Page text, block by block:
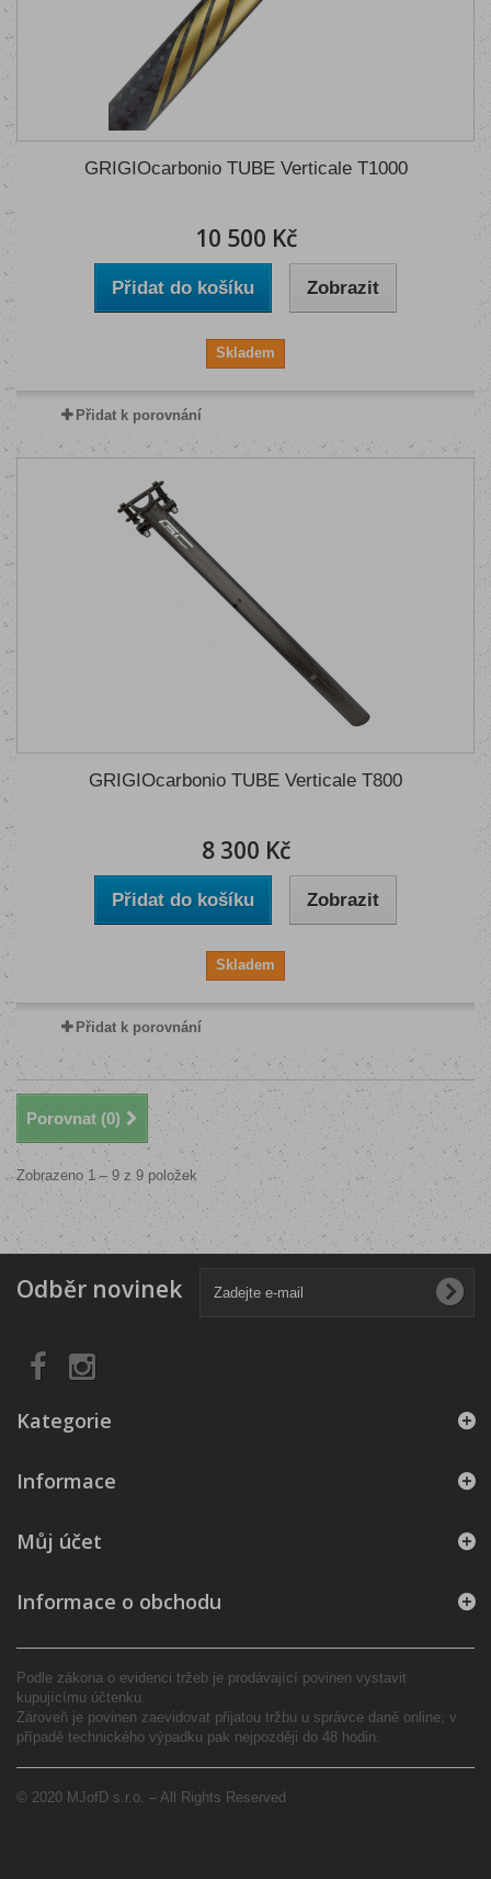
GRIGIOcarbonio TUBE Verticale T1000
10 500 Kč
Přidat do košíku Zobrazit
Skladem
Přidat k porovnání
GRIGIOcarbonio TUBE Verticale T800
8 300 Kč
Přidat do košíku Zobrazit
Skladem
Přidat k porovnání
Porovnat (0)
Zobrazeno 1 – 9 z 9 položek
Odběr novinek
Kategorie
Informace
Můj účet
Informace o obchodu
Podle zákona o evidenci tržeb je prodávající povinen vystavit
kupujícímu účtenku.
Zároveň je povinen zaevidovat přijatou tržbu u správce daně online; v
případě technického výpadku pak nejpozději do 48 hodin.
© 2020 MJofD s.r.o. – All Rights Reserved